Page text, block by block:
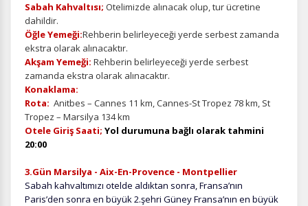
Sabah Kahvaltısı; Otelimizde alınacak olup, tur ücretine
dahildir.
Öğle Yemeği:Rehberin belirleyeceği yerde serbest zamanda
ekstra olarak alınacaktır.
Akşam Yemeği: Rehberin belirleyeceği yerde serbest
zamanda ekstra olarak alınacaktır.
Konaklama:
Rota: Anitbes – Cannes 11 km, Cannes-St Tropez 78 km, St
Tropez – Marsilya 134 km
Otele Giriş Saati; Yol durumuna bağlı olarak tahmini
20:00
3.Gün Marsilya - Aix-En-Provence - Montpellier
Sabah kahvaltımızı otelde aldıktan sonra, Fransa’nın
Paris’den sonra en büyük 2.şehri Güney Fransa’nın en büyük